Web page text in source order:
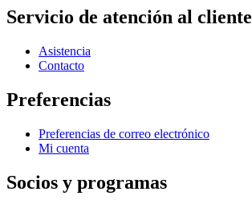
Servicio de atención al cliente
Asistencia
Contacto
Preferencias
Preferencias de correo electrónico
Mi cuenta
Socios y programas